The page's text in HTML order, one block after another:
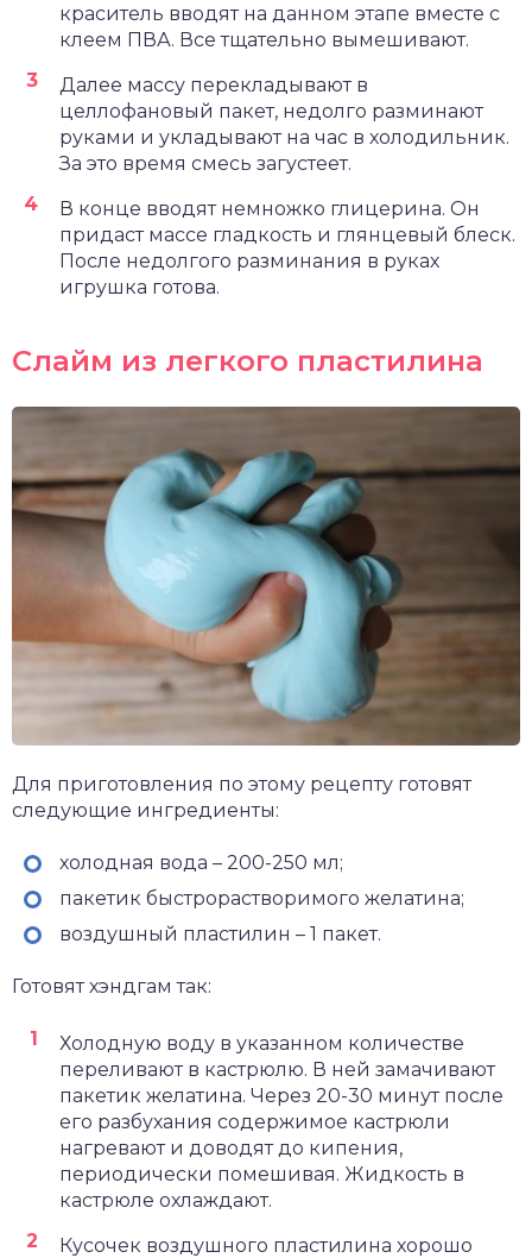
краситель вводят на данном этапе вместе с
клеем ПВА. Все тщательно вымешивают.
Далее массу перекладывают в
целлофановый пакет, недолго разминают
руками и укладывают на час в холодильник.
За это время смесь загустеет.
В конце вводят немножко глицерина. Он
придаст массе гладкость и глянцевый блеск.
После недолгого разминания в руках
игрушка готова.
Слайм из легкого пластилина
Для приготовления по этому рецепту готовят
следующие ингредиенты:
холодная вода – 200-250 мл;
пакетик быстрорастворимого желатина;
воздушный пластилин – 1 пакет.
Готовят хэндгам так:
Холодную воду в указанном количестве
переливают в кастрюлю. В ней замачивают
пакетик желатина. Через 20-30 минут после
его разбухания содержимое кастрюли
нагревают и доводят до кипения,
периодически помешивая. Жидкость в
кастрюле охлаждают.
Кусочек воздушного пластилина хорошо